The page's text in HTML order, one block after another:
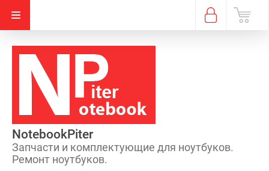
NotebookPiter
Запчасти и комплектующие для ноутбуков.
Ремонт ноутбуков.